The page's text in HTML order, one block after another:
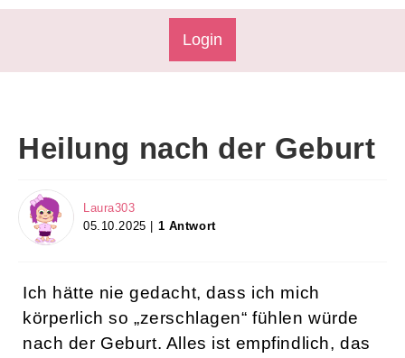
Login
Heilung nach der Geburt
Laura303
05.10.2025 | 1 Antwort
Ich hätte nie gedacht, dass ich mich
körperlich so „zerschlagen“ fühlen würde
nach der Geburt. Alles ist empfindlich, das